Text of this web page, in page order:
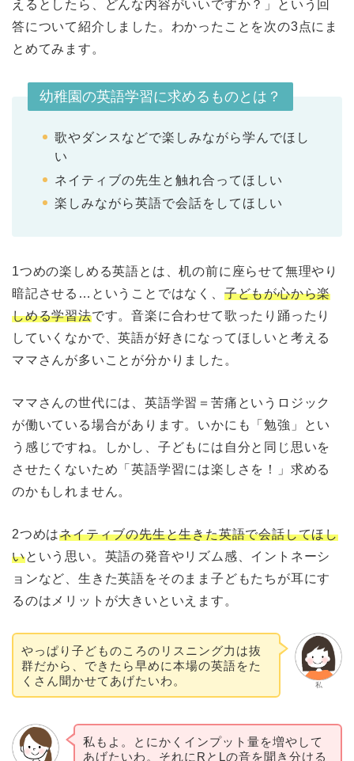
えるとしたら、どんな内容がいいですか？」という回
答について紹介しました。わかったことを次の3点にま
とめてみます。
幼稚園の英語学習に求めるものとは？
歌やダンスなどで楽しみながら学んでほし
い
ネイティブの先生と触れ合ってほしい
楽しみながら英語で会話をしてほしい
1つめの楽しめる英語とは、机の前に座らせて無理やり
暗記させる…ということではなく、 子どもが心から楽
しめる学習法です。音楽に合わせて歌ったり踊ったり
していくなかで、英語が好きになってほしいと考える
ママさんが多いことが分かりました。
ママさんの世代には、英語学習＝苦痛というロジック
が働いている場合があります。いかにも「勉強」とい
う感じですね。しかし、子どもには自分と同じ思いを
させたくないため「英語学習には楽しさを！」求める
のかもしれません。
2つめはネイティブの先生と生きた英語で会話してほし
いという思い。英語の発音やリズム感、イントネーシ
ョンなど、生きた英語をそのまま子どもたちが耳にす
るのはメリットが大きいといえます。
私
やっぱり子どものころのリスニング力は抜
群だから、できたら早めに本場の英語をた
くさん聞かせてあげたいわ。
私もよ。とにかくインプット量を増やして
あげたいわ。それにRとLの音を聞き分ける